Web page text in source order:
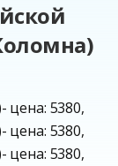
цена: 5380,
цена: 5380,
цена: 5380,